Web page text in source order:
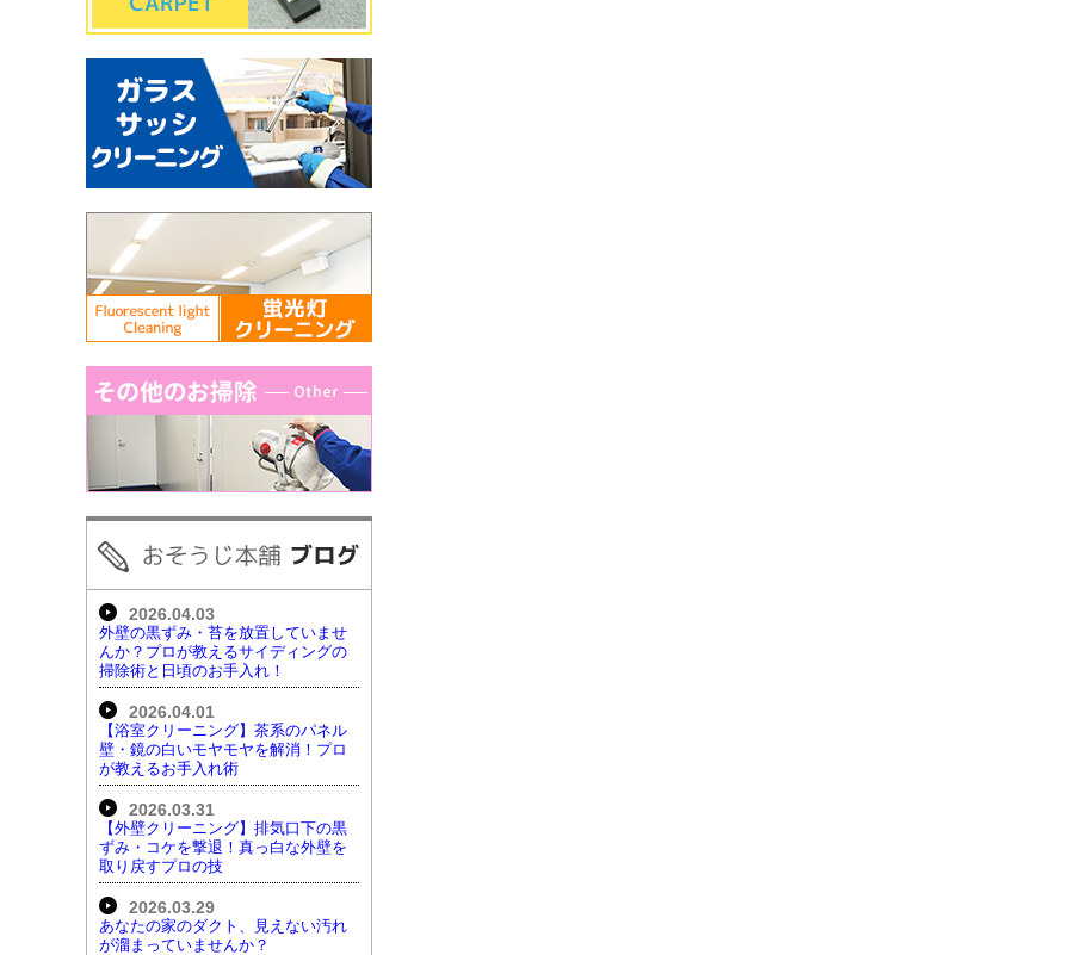
2026.04.03
外壁の黒ずみ・苔を放置していませ
んか？プロが教えるサイディングの
掃除術と日頃のお手入れ！
2026.04.01
【浴室クリーニング】茶系のパネル
壁・鏡の白いモヤモヤを解消！プロ
が教えるお手入れ術
2026.03.31
【外壁クリーニング】排気口下の黒
ずみ・コケを撃退！真っ白な外壁を
取り戻すプロの技
2026.03.29
あなたの家のダクト、見えない汚れ
が溜まっていませんか？